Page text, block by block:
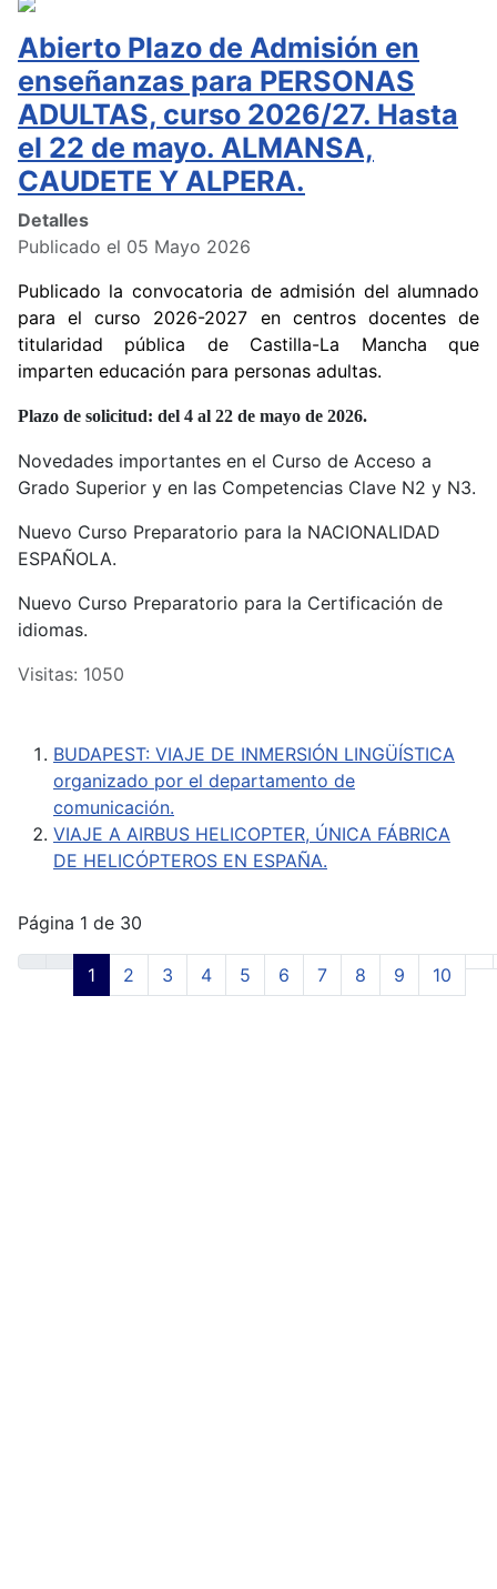
Abierto Plazo de Admisión en
enseñanzas para PERSONAS
ADULTAS, curso 2026/27. Hasta
el 22 de mayo. ALMANSA,
CAUDETE Y ALPERA.
Detalles
Publicado el 05 Mayo 2026
Publicado la convocatoria de admisión del alumnado
para el curso 2026-2027 en centros docentes de
titularidad pública de Castilla-La Mancha que
imparten educación para personas adultas.
Plazo de solicitud: del 4 al 22 de mayo de 2026.
Novedades importantes en el Curso de Acceso a
Grado Superior y en las Competencias Clave N2 y N3.
Nuevo Curso Preparatorio para la NACIONALIDAD
ESPAÑOLA.
Nuevo Curso Preparatorio para la Certificación de
idiomas.
Visitas: 1050
BUDAPEST: VIAJE DE INMERSIÓN LINGÜÍSTICA
organizado por el departamento de
comunicación.
VIAJE A AIRBUS HELICOPTER, ÚNICA FÁBRICA
DE HELICÓPTEROS EN ESPAÑA.
Página 1 de 30
1 2 3 4 5 6 7 8 9 10